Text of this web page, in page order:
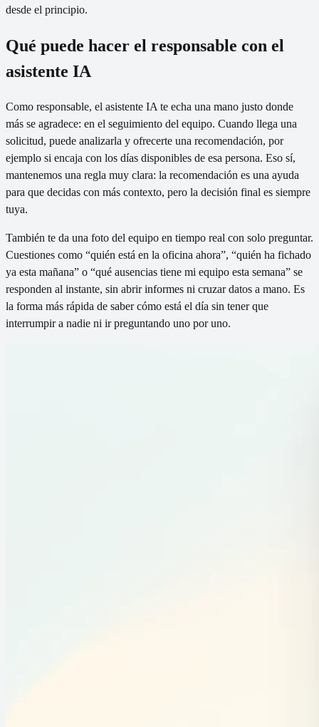
desde el principio.
Qué puede hacer el responsable con el
asistente IA
Como responsable, el asistente IA te echa una mano justo donde
más se agradece: en el seguimiento del equipo. Cuando llega una
solicitud, puede analizarla y ofrecerte una recomendación, por
ejemplo si encaja con los días disponibles de esa persona. Eso sí,
mantenemos una regla muy clara: la recomendación es una ayuda
para que decidas con más contexto, pero la decisión final es siempre
tuya.
También te da una foto del equipo en tiempo real con solo preguntar.
Cuestiones como “quién está en la oficina ahora”, “quién ha fichado
ya esta mañana” o “qué ausencias tiene mi equipo esta semana” se
responden al instante, sin abrir informes ni cruzar datos a mano. Es
la forma más rápida de saber cómo está el día sin tener que
interrumpir a nadie ni ir preguntando uno por uno.